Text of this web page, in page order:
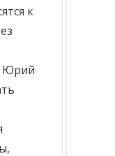
к
Юрий